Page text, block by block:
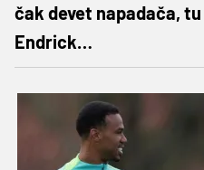
čak devet napadača,
Endrick…